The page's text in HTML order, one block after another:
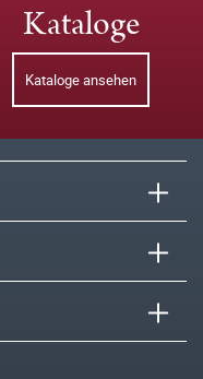
Kataloge
Kataloge ansehen